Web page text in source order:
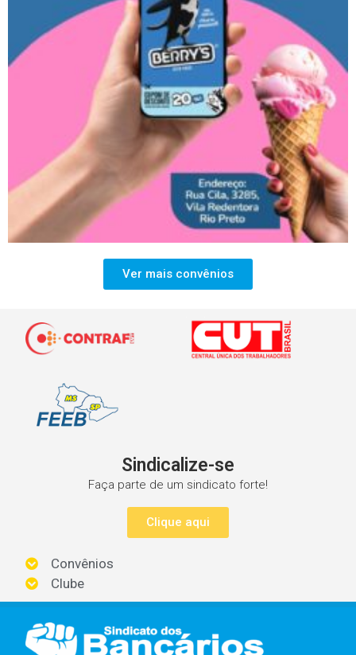
Ver mais convênios
Sindicalize-se
Faça parte de um sindicato forte!
Clique aqui
Convênios
Clube